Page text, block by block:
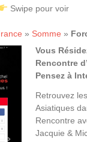
Swipe pour voir
» Somme »
Vous
Rencontre
Pensez à
Retrouvez
Asiatiques
Rencontre
Jacquie &